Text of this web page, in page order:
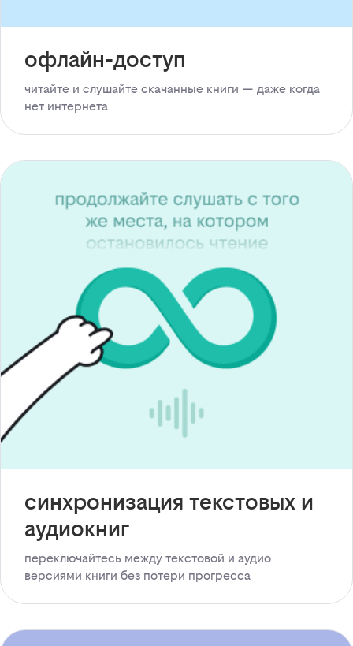
офлайн-доступ
читайте и слушайте скачанные книги — даже когда
нет интернета
синхронизация текстовых и
аудиокниг
переключайтесь между текстовой и аудио
версиями книги без потери прогресса